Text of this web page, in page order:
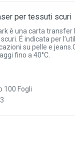
per tessuti scuri
è una carta
É indicata per
su pelle e
fino a 40°C.
100 Fogli